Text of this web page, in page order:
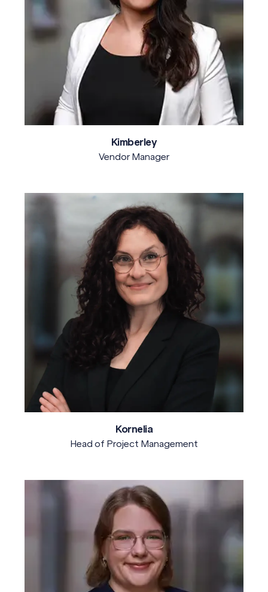
Kimberley
Vendor Manager
Kornelia
Head of Project Management